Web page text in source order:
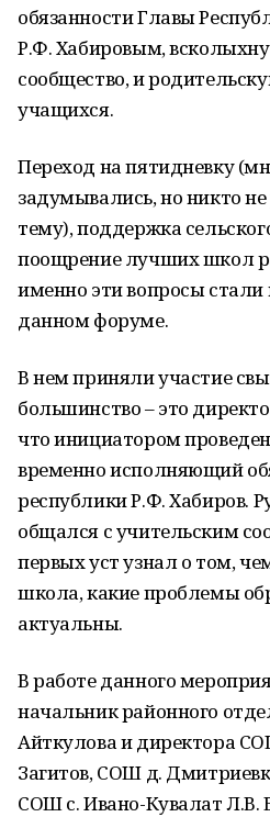
обязанности Главы
Р.Ф. Хабировым,
сообщество, и
учащихся.
Переход на пятидневку
задумывались, но никто
тему), поддержка
поощрение лучших школ
именно эти вопросы
данном форуме.
В нем приняли участие
большинство – это
что инициатором
временно исполняющий
республики Р.Ф. Хабиров.
общался с учительским
первых уст узнал о том,
школа, какие проблемы
актуальны.
В работе данного
начальник районного
Айткулова и директора
Загитов, СОШ д.
СОШ с. Ивано-Кувалат Л.В.